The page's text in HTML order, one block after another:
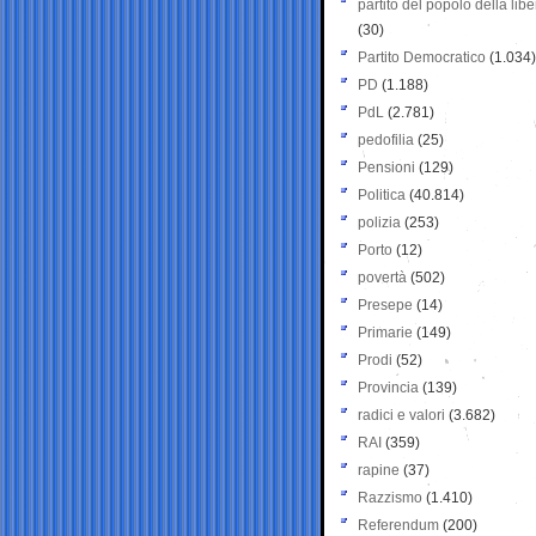
partito del popolo della
(30)
Partito Democratico (1.034)
PD (1.188)
PdL (2.781)
pedofilia (25)
Pensioni (129)
Politica (40.814)
polizia (253)
Porto (12)
povertà (502)
Presepe (14)
Primarie (149)
Prodi (52)
Provincia (139)
radici e valori (3.682)
RAI (359)
rapine (37)
Razzismo (1.410)
Referendum (200)